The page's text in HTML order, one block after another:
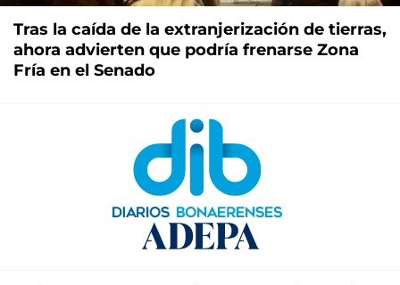
Tras la caída de la extranjerización de tierras,
ahora advierten que podría frenarse Zona
Fría en el Senado